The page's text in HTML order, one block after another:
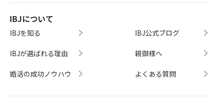
IBJについて
IBJを知る
IBJが選ばれる理由
婚活の成功ノウハウ
IBJ公式ブログ
親御様へ
よくある質問